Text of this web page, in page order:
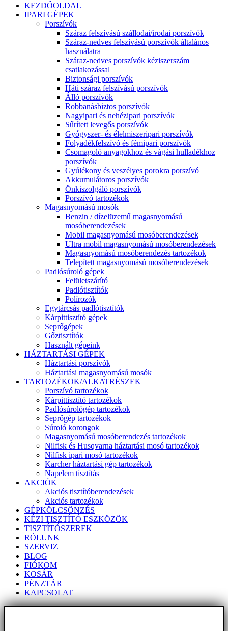
KEZDŐOLDAL
IPARI GÉPEK
Porszívók
Száraz felszívású szállodai/irodai porszívók
Száraz-nedves felszívású porszívók általános
használatra
Száraz-nedves porszívók kéziszerszám
csatlakozással
Biztonsági porszívók
Háti száraz felszívású porszívók
Álló porszívók
Robbanásbiztos porszívók
Nagyipari és nehézipari porszívók
Sűrített levegős porszívók
Gyógyszer- és élelmiszeripari porszívók
Folyadékfelszívó és fémipari porszívók
Csomagoló anyagokhoz és vágási hulladékhoz
porszívók
Gyúlékony és veszélyes porokra porszívó
Akkumulátoros porszívók
Önkiszolgáló porszívók
Porszívó tartozékok
Magasnyomású mosók
Benzin / dízelüzemű magasnyomású
mosóberendezések
Mobil magasnyomású mosóberendezések
Ultra mobil magasnyomású mosóberendezések
Magasnyomású mosóberendezés tartozékok
Telepített magasnyomású mosóberendezések
Padlósúroló gépek
Felületszárító
Padlótisztítók
Polírozók
Egytárcsás padlótisztítók
Kárpittisztító gépek
Seprőgépek
Gőztisztítók
Használt gépeink
HÁZTARTÁSI GÉPEK
Háztartási porszívók
Háztartási magasnyomású mosók
TARTOZÉKOK/ALKATRÉSZEK
Porszívó tartozékok
Kárpittisztító tartozékok
Padlósúrológép tartozékok
Seprőgép tartozékok
Súroló korongok
Magasnyomású mosóberendezés tartozékok
Nilfisk és Husqvarna háztartási mosó tartozékok
Nilfisk ipari mosó tartozékok
Karcher háztartási gép tartozékok
Napelem tisztítás
AKCIÓK
Akciós tisztítóberendezések
Akciós tartozékok
GÉPKÖLCSÖNZÉS
KÉZI TISZTÍTÓ ESZKÖZÖK
TISZTÍTÓSZEREK
RÓLUNK
SZERVIZ
BLOG
FIÓKOM
KOSÁR
PÉNZTÁR
KAPCSOLAT